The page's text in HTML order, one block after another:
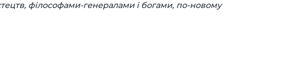
філософами-генералами і богами, по-новому